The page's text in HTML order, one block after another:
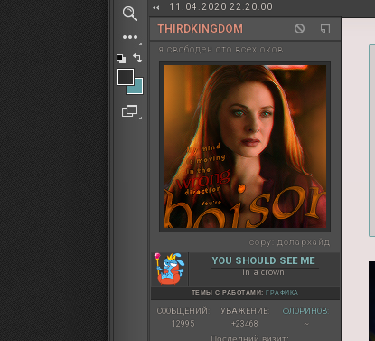
11.04.2020 22:20:00
THIRDKINGDOM
я свободен ото всех оков
copy: долархайд
YOU SHOULD SEE ME
in a crown
ТЕМЫ С РАБОТАМИ: ГРАФИКА
СООБЩЕНИЙ:
12995
УВАЖЕНИЕ:
+23468
ФЛОРИНОВ:
~
Последний визит: